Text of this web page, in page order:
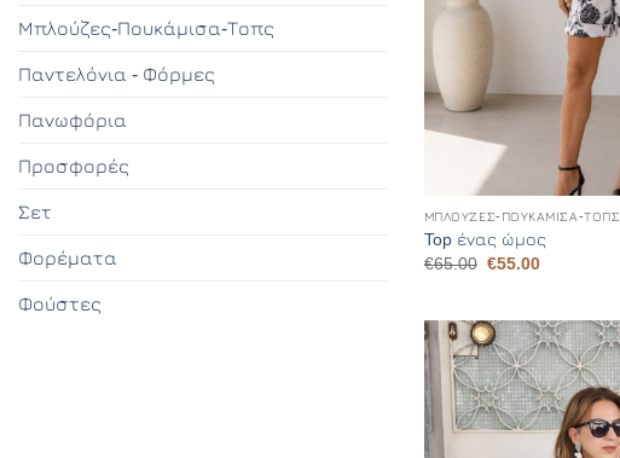
Μπλούζες-Πουκάμισα-Τοπς
Παντελόνια - Φόρμες
Πανωφόρια
Προσφορές
Σετ
Φορέματα
Φούστες
ΜΠΛΟΎΖΕΣ-ΠΟΥΚΆΜΙΣΑ-ΤΟΠΣ
Top ένας ώμος
€65.00 Original
€55.00Η
€55.00.